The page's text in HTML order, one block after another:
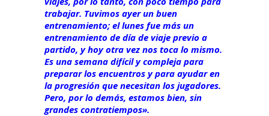
trabajar. Tuvimos ayer un buen
entrenamiento; el lunes fue más un
entrenamiento de día de viaje previo a
partido, y hoy otra vez nos toca lo mismo.
Es una semana difícil y compleja para
preparar los encuentros y para ayudar en
la progresión que necesitan los jugadores.
Pero, por lo demás, estamos bien, sin
grandes contratiempos».